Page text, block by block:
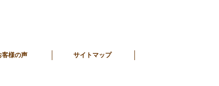
客様の声 サイトマップ